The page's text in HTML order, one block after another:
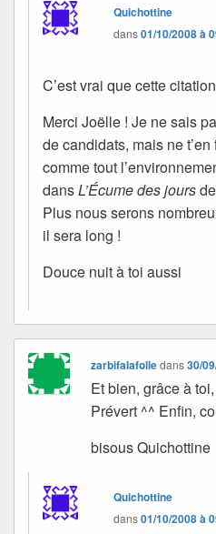
Quichottine
dans01/10/2008 à
C’est vrai que cette
Merci Joëlle ! Je ne sais
de candidats, mais ne
comme tout
dansL’Écume des jours
Plus nous serons
il sera long !
Douce nuit à toi aussi
zarbifalafolledans30/
Et bien, grâce à
Prévert ^^ Enfin,
bisous Quichottine
Quichottine
dans01/10/2008 à